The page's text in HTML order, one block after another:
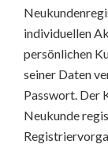
individuellen
persönlichen
seiner Daten
Passwort. Der
Neukunde